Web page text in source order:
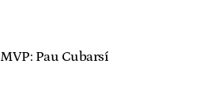
MVP: Pau Cubarsí